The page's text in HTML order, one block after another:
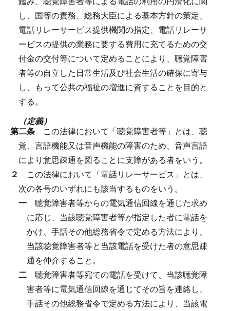
し、国等の責務、総務大臣による基本方針の策定、
電話リレーサービス提供機関の指定、電話リレーサ
ービスの提供の業務に要する費用に充てるための交
付金の交付等について定めることにより、聴覚障害
者等の自立した日常生活及び社会生活の確保に寄与
し、もって公共の福祉の増進に資することを目的と
する。
（定義）
第二条 この法律において「聴覚障害者等」とは、聴
覚、言語機能又は音声機能の障害のため、音声言語
により意思疎通を図ることに支障がある者をいう。
２ この法律において「電話リレーサービス」とは、
次の各号のいずれにも該当するものをいう。
一 聴覚障害者等からの電気通信回線を通じた求め
に応じ、当該聴覚障害者等が指定した者に電話を
かけ、手話その他総務省令で定める方法により、
当該聴覚障害者等と当該電話を受けた者の意思疎
通を仲介すること。
二 聴覚障害者等宛ての電話を受けて、当該聴覚障
害者等に電気通信回線を通じてその旨を連絡し、
手話その他総務省令で定める方法により、当該電